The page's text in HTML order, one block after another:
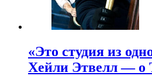
«Это студия из
Хейли Этвелл — о